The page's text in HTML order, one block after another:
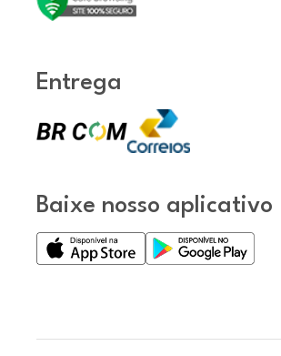
Entrega
Baixe nosso aplicativo